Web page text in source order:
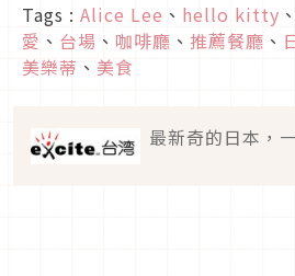
Tags : Alice Lee 、 hello kitty 、
愛 、 台場 、 咖啡廳 、 推薦餐廳 、
美樂蒂 、 美食
最新奇的日本，